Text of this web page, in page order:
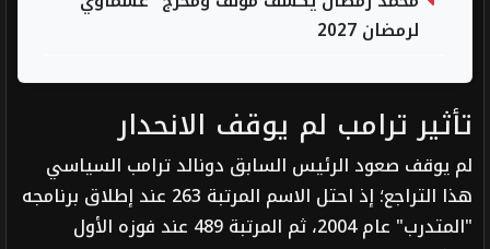
لرمضان 2027
تأثير ترامب لم يوقف الانحدار
لم يوقف صعود الرئيس السابق دونالد ترامب السياسي
هذا التراجع؛ إذ احتل الاسم المرتبة 263 عند إطلاق برنامجه
"المتدرب" عام 2004، ثم المرتبة 489 عند فوزه الأول